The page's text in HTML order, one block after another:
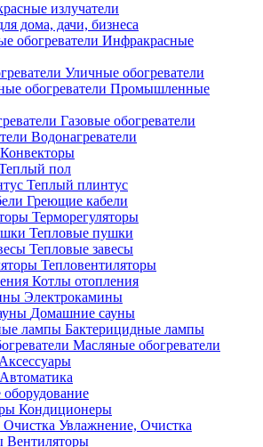
излучатели
дома, дачи, бизнеса
Инфракрасные
Уличные обогреватели
Промышленные
Газовые обогреватели
Водонагреватели
Конвекторы
пол
Теплый плинтус
Греющие кабели
Терморегуляторы
Тепловые пушки
Тепловые завесы
Тепловентиляторы
Котлы отопления
Электрокамины
Домашние сауны
Бактерицидные лампы
Масляные обогреватели
Аксессуары
Автоматика
Кондиционеры
Увлажнение, Очистка
Вентиляторы